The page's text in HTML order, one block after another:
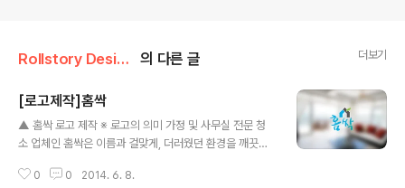
Rollstory Design/5月 - May 의 다른 글 더보기
[로고제작]홈싹
▲ 홈싹 로고 제작 ※ 로고의 의미 가정 및 사무실 전문 청
소 업체인 홈싹은 이름과 걸맞게, 더러웠던 환경을 깨끗하
도 어떤곳인지 짐작을 할 수 있었던 형태였기에, 추가적으
0 0 2014. 6. 8.